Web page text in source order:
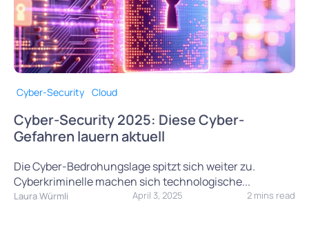
Cyber-Security Cloud
Cyber-Security 2025: Diese Cyber-
Gefahren lauern aktuell
Die Cyber-Bedrohungslage spitzt sich weiter zu.
Cyberkriminelle machen sich technologische...
Laura Würmli April 3, 2025 2 mins read